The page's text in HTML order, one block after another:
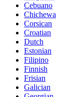
Cebuano
Chichewa
Corsican
Croatian
Dutch
Estonian
Filipino
Finnish
Frisian
Galician